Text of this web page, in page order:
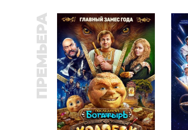
ПРЕМЬЕРА